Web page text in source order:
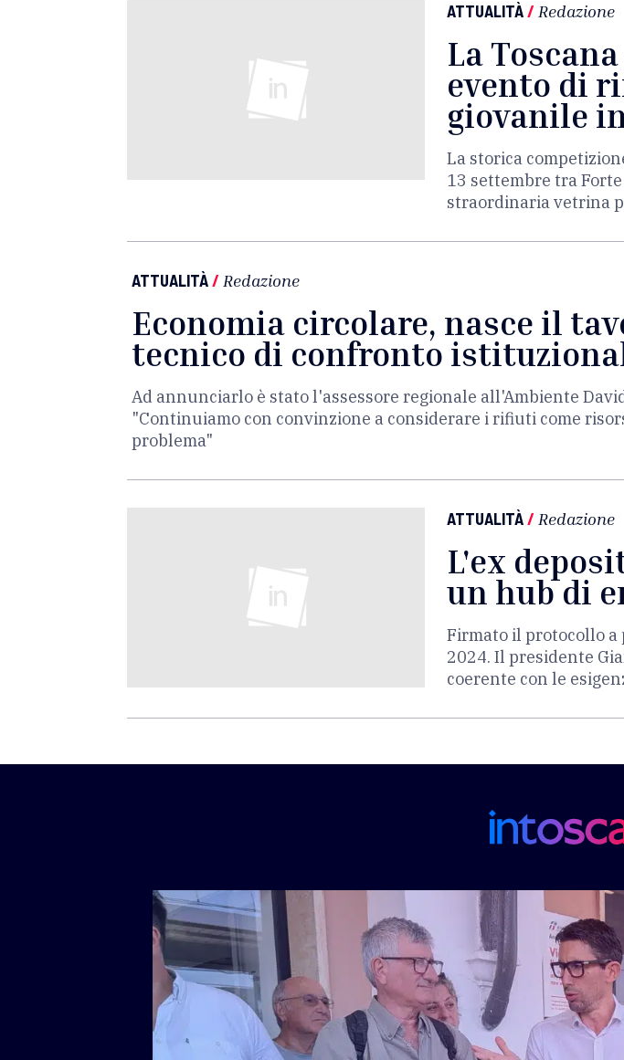
ATTUALITÀ/ Redazione
La
evento di
giovanile
La storica
13 settembre tra
straordinaria vetrina
ATTUALITÀ/ Redazione
Economia circolare, nasce il
tecnico di confronto
Ad annunciarlo è stato l'assessore regionale all'Ambiente
"Continuiamo con convinzione a considerare i rifiuti come
problema"
ATTUALITÀ/ Redazione
L'ex
un hub di
Firmato il protocollo a
2024. Il presidente
coerente con le